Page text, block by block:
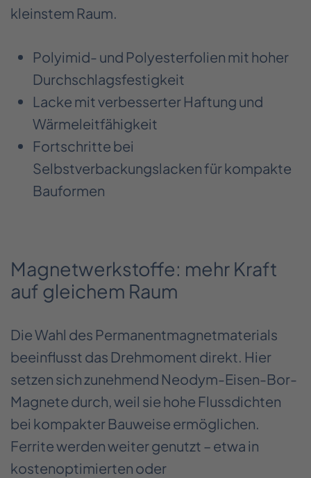
kleinstem Raum.
Polyimid- und Polyesterfolien mit hoher
Durchschlagsfestigkeit
Lacke mit verbesserter Haftung und
Wärmeleitfähigkeit
Fortschritte bei
Selbstverbackungslacken für kompakte
Bauformen
Magnetwerkstoffe: mehr Kraft
auf gleichem Raum
Die Wahl des Permanentmagnetmaterials
beeinflusst das Drehmoment direkt. Hier
setzen sich zunehmend Neodym-Eisen-Bor-
Magnete durch, weil sie hohe Flussdichten
bei kompakter Bauweise ermöglichen.
Ferrite werden weiter genutzt – etwa in
kostenoptimierten oder